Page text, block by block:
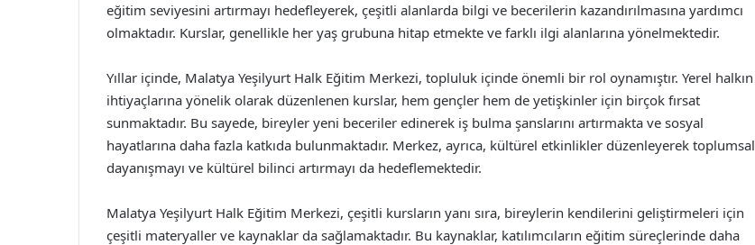
eğitim seviyesini artırmayı hedefleyerek, çeşitli alanlarda bilgi ve becerilerin kazandırılmasına yardımcı
olmaktadır. Kurslar, genellikle her yaş grubuna hitap etmekte ve farklı ilgi alanlarına yönelmektedir.
Yıllar içinde, Malatya Yeşilyurt Halk Eğitim Merkezi, topluluk içinde önemli bir rol oynamıştır. Yerel halkın
ihtiyaçlarına yönelik olarak düzenlenen kurslar, hem gençler hem de yetişkinler için birçok fırsat
sunmaktadır. Bu sayede, bireyler yeni beceriler edinerek iş bulma şanslarını artırmakta ve sosyal
hayatlarına daha fazla katkıda bulunmaktadır. Merkez, ayrıca, kültürel etkinlikler düzenleyerek toplumsal
dayanışmayı ve kültürel bilinci artırmayı da hedeflemektedir.
Malatya Yeşilyurt Halk Eğitim Merkezi, çeşitli kursların yanı sıra, bireylerin kendilerini geliştirmeleri için
çeşitli materyaller ve kaynaklar da sağlamaktadır. Bu kaynaklar, katılımcıların eğitim süreçlerinde daha